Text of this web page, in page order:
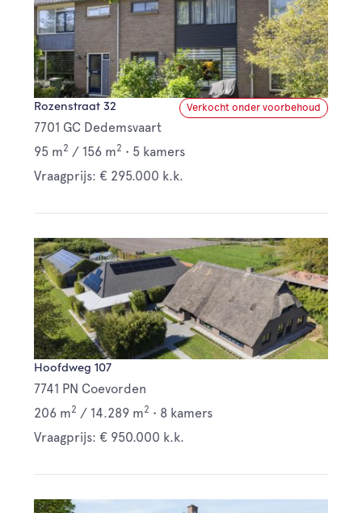
Verkocht onder voorbehoud
Rozenstraat 32
7701 GC Dedemsvaart
95 m2 / 156 m2 • 5 kamers
Vraagprijs: € 295.000 k.k.
Hoofdweg 107
7741 PN Coevorden
206 m2 / 14.289 m2 • 8 kamers
Vraagprijs: € 950.000 k.k.